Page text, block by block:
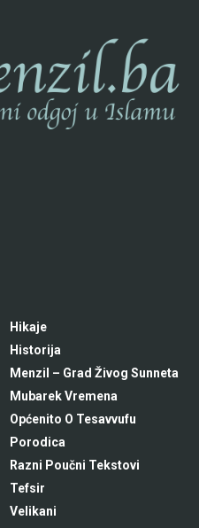
Hikaje
Historija
Menzil – Grad Živog Sunneta
Mubarek Vremena
Općenito O Tesavvufu
Porodica
Razni Poučni Tekstovi
Tefsir
Velikani